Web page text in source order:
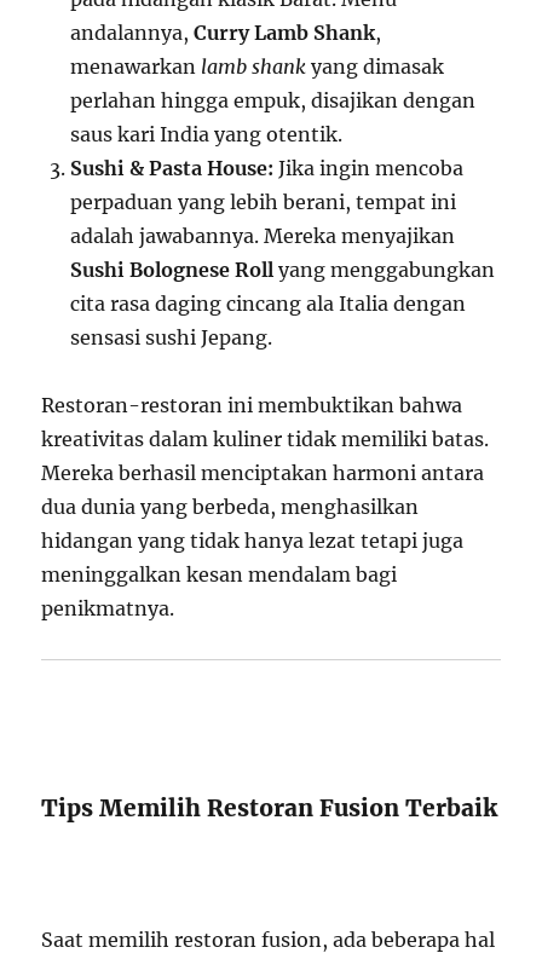
andalannya,Curry Lamb Shank,
menawarkan lamb shank yang dimasak
perlahan hingga empuk, disajikan dengan
saus kari India yang otentik.
Sushi & Pasta House: Jika ingin mencoba
perpaduan yang lebih berani, tempat ini
adalah jawabannya. Mereka menyajikan
Sushi Bolognese Roll yang menggabungkan
cita rasa daging cincang ala Italia dengan
sensasi sushi Jepang.
Restoran-restoran ini membuktikan bahwa
kreativitas dalam kuliner tidak memiliki batas.
Mereka berhasil menciptakan harmoni antara
dua dunia yang berbeda, menghasilkan
hidangan yang tidak hanya lezat tetapi juga
meninggalkan kesan mendalam bagi
penikmatnya.
Tips Memilih Restoran Fusion Terbaik
Saat memilih restoran fusion, ada beberapa hal